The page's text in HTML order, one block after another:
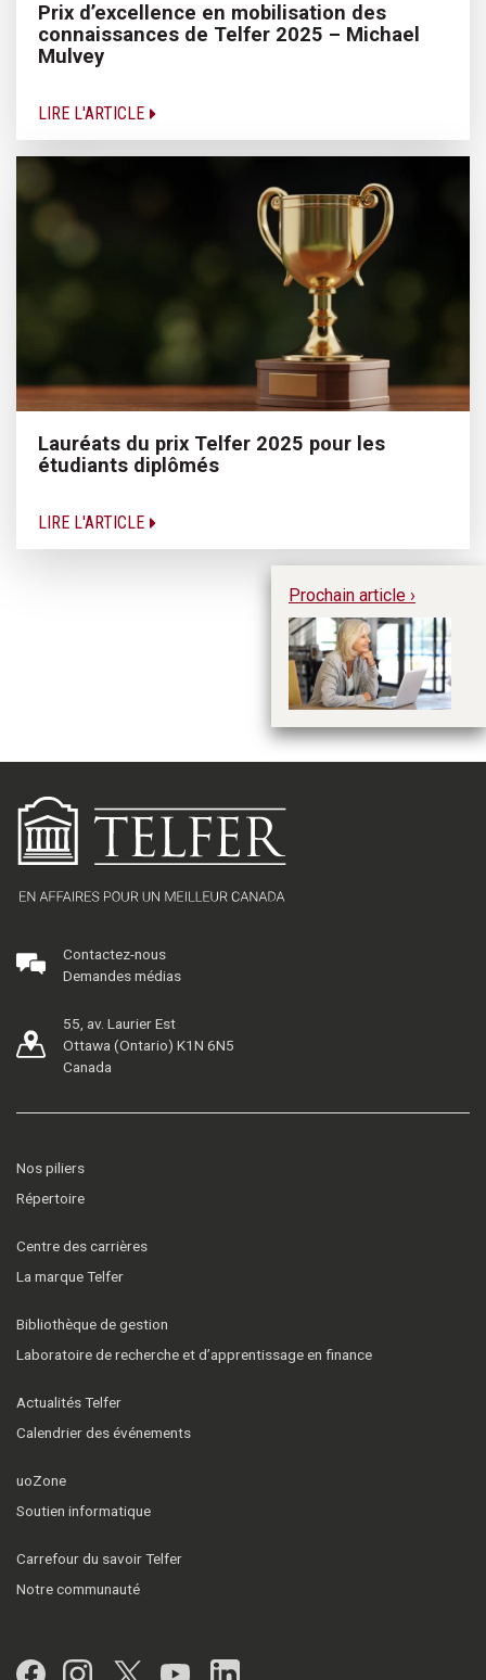
Prix d’excellence en mobilisation des
connaissances de Telfer 2025 – Michael
Mulvey
LIRE L'ARTICLE
Lauréats du prix Telfer 2025 pour les
étudiants diplômés
LIRE L'ARTICLE
Prochain article ›
Contactez-nous
Demandes médias
55, av. Laurier Est
Ottawa (Ontario) K1N 6N5
Canada
Nos piliers
Répertoire
Centre des carrières
La marque Telfer
Bibliothèque de gestion
Laboratoire de recherche et d’apprentissage en finance
Actualités Telfer
Calendrier des événements
uoZone
Soutien informatique
Carrefour du savoir Telfer
Notre communauté
Facebook
Instagram
Twitter
YouTubeLinkedIn